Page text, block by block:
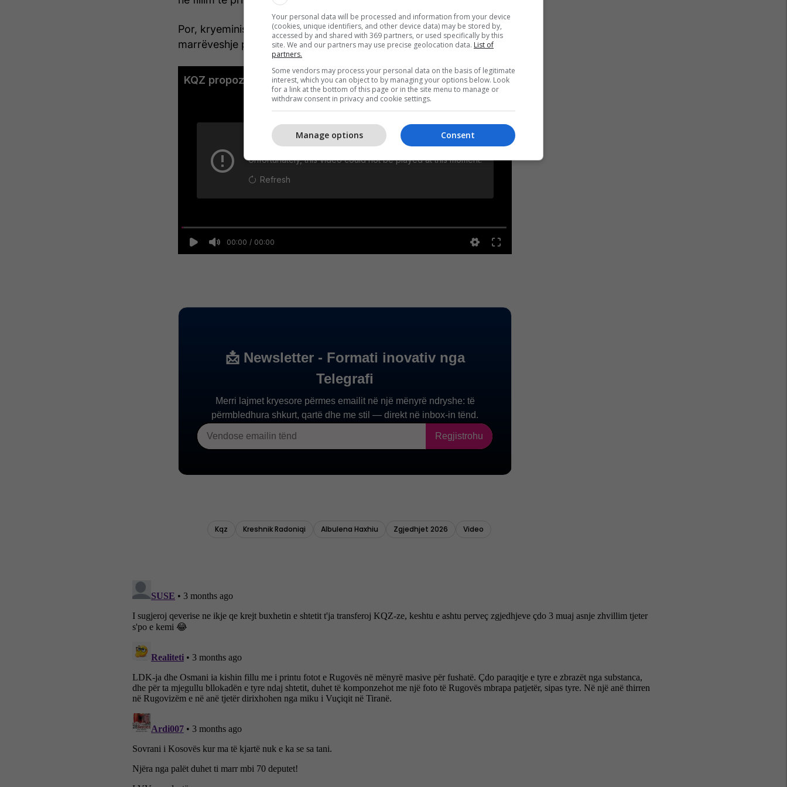
Por, kryeministri Albin Kurti dhe partitë opozitare nuk arritën
marrëveshje për zgjedhjen e presidentit të ri./Telegrafi/
Your personal data will be processed and information from your device
(cookies, unique identifiers, and other device data) may be stored by,
accessed by and shared with 369 partners, or used specifically by this
site. We and our partners may use precise geolocation data. List of
partners.
Some vendors may process your personal data on the basis of legitimate
interest, which you can object to by managing your options below. Look
for a link at the bottom of this page or in the site menu to manage or
withdraw consent in privacy and cookie settings.
Consent
Manage options